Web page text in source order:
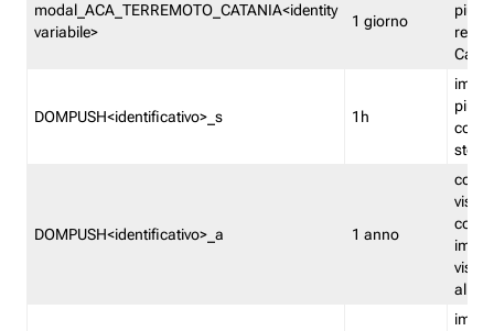
modal_ACA_TERREMOTO_CATANIA<identity
variabile>
1 giorno
più
DOMPUSH<identificativo>_s 1h
più
DOMPUSH<identificativo>_a 1 anno